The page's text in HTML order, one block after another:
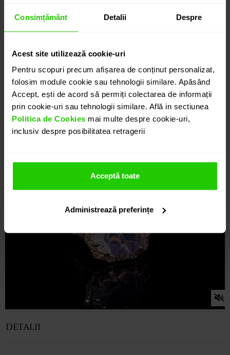
Consimțământ Detalii Despre
Acest site utilizează cookie-uri
Pentru scopuri precum afișarea de conținut personalizat,
folosim module cookie sau tehnologii similare. Apăsând
Accept, ești de acord să permiți colectarea de informații
prin cookie-uri sau tehnologii similare. Află in sectiunea
Politica de Cookies mai multe despre cookie-uri,
inclusiv despre posibilitatea retragerii
Acceptă toate
Administrează preferințe
DETALII